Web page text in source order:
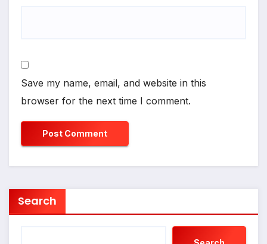
Save my name, email, and website in this
browser for the next time I comment.
Search